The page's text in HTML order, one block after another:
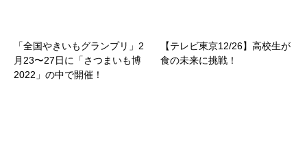
「全国やきいもグランプリ」2
月23〜27日に「さつまいも博
2022」の中で開催！
【テレビ東京12/26】高校生が
食の未来に挑戦！